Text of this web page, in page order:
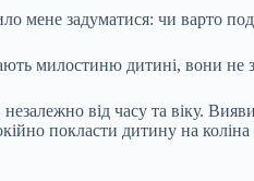
мене задуматися: чи варто
милостиню дитині, вони не
від часу та віку.
покласти дитину на